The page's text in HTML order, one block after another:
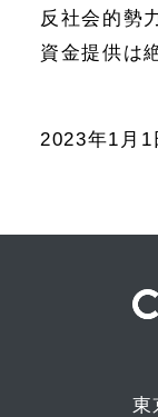
反社会的勢
資金提供は
2023年1月1
東